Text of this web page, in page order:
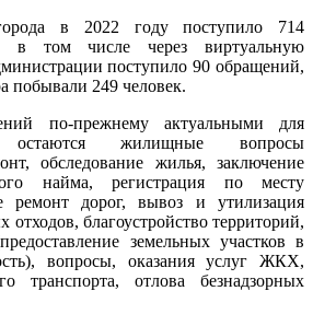
в 2022 году поступило 714
в том числе через виртуальную
поступило 90 обращений,
побывали 249 человек.
по-прежнему актуальными для
жилищные вопросы
обследование жилья, заключение
найма, регистрация по месту
ремонт дорог, вывоз и утилизация
благоустройство территорий,
земельных участков в
вопросы, оказания услуг ЖКХ,
транспорта, отлова безнадзорных